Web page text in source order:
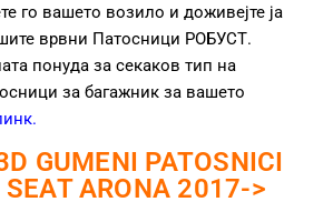
го вашето возило и доживејте ја
врвни Патосници РОБУСТ.
понуда за секаков тип на
за багажник за вашето
.
GUMENI PATOSNICI
SEAT ARONA 2017->